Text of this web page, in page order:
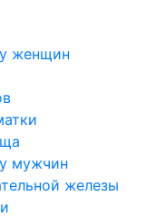
женщин
мужчин
железы